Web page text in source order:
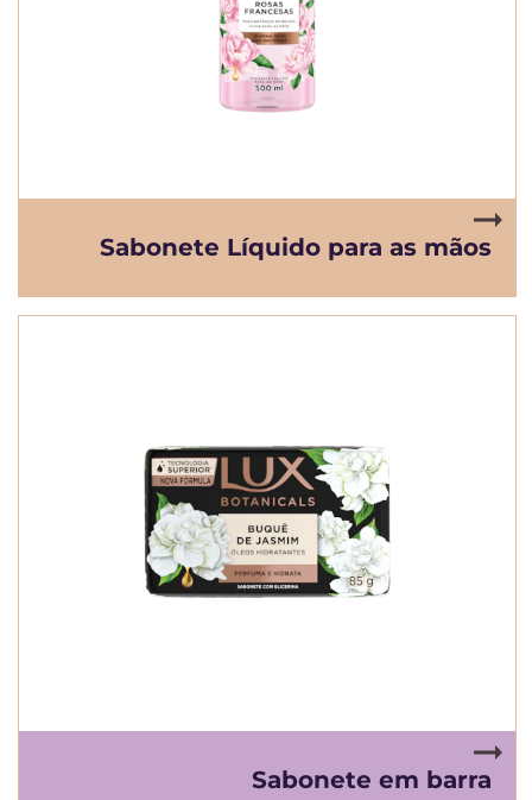
Sabonete Líquido para as mãos
Sabonete em barra